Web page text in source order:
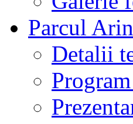
Parcul
Detalii